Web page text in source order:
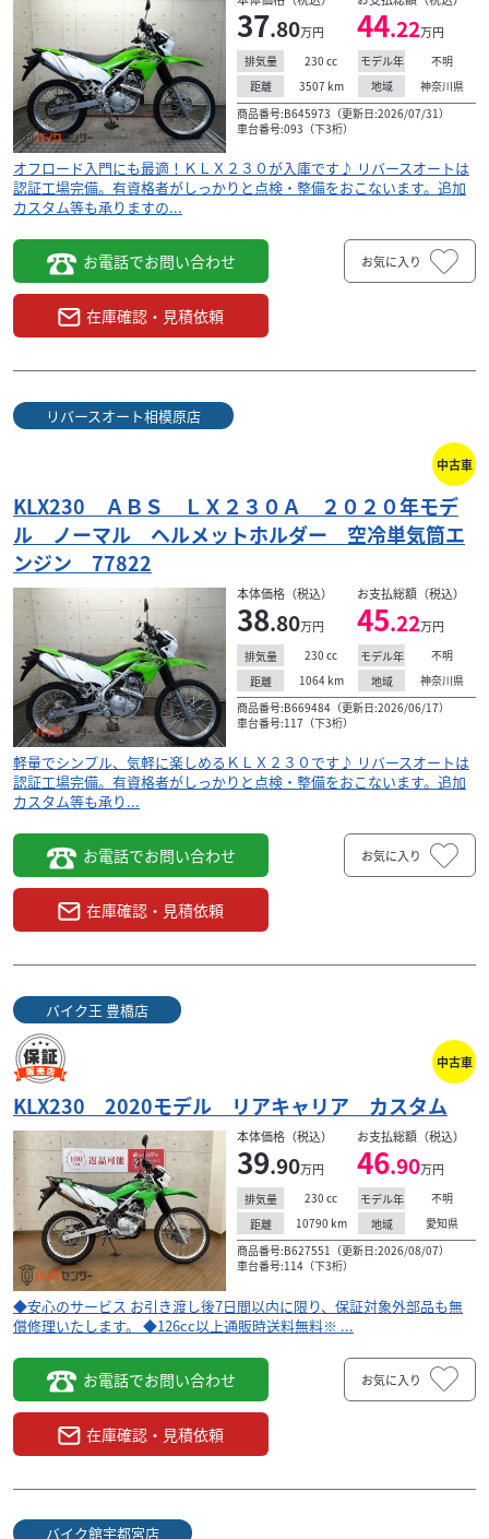
カワサキ 有限会社 袖ケ浦ホンダ 五井店
KLX230 2026年モデル ライムグリーン ETC1.0...
本体価格:55.50万円 （税込）
◇創業６０周年記念セール対象車両◇ ローンをお考えの方
も審査はＷＥＢ対応可能です！ まずはメールフォームかお
電話でお問合せを！ カワサキ車は対面での...
カワサキ 広島オートバイ販売 五日市店
KLX230 【動画有り】
本体価格:36.30万円（税込）
☆HOHグループの中古車は安心の保証付き☆（県外のお客
様は対象外になります）現金販売価格になります。 経験・
知識ともに豊富な国家整備士が多数在籍しており...
カワサキ バイク館狭山ケ丘店
KLX230
本体価格:39.99万円（税込）
? KAWASAKI KLX230 2020年モデルの特徴軽量で扱いやす
く、オンロードから林道ツーリングまで気軽に楽しめる人
気のデュアルパーパスモデル！ビ...
37.80万円 44.22万円
排気量 230 cc モデル年
不明
距離
3507 km 地域
神奈川県
商品番号:B645973（更新日:2026/07/31）
車台番号:093（下3桁）
オフロード入門にも最適！ＫＬＸ２３０が入庫です♪ リバースオートは
認証工場完備。有資格者がしっかりと点検・整備をおこないます。追加
カスタム等も承りますの...
お電話でお問い合わせ
在庫確認・見積依頼
お気に入り
リバースオート相模原店
中古車
KLX230 ＡＢＳ ＬＸ２３０Ａ ２０２０年モデ
ル ノーマル ヘルメットホルダー 空冷単気筒エ
ンジン 77822
本体価格（税込）
38.80万円
お支払総額（税込）
45.22万円
排気量 230 cc モデル年
不明
距離
1064 km 地域
神奈川県
商品番号:B669484（更新日:2026/06/17）
車台番号:117（下3桁）
軽量でシンプル、気軽に楽しめるＫＬＸ２３０です♪ リバースオートは
認証工場完備。有資格者がしっかりと点検・整備をおこないます。追加
カスタム等も承り...
お電話でお問い合わせ
在庫確認・見積依頼
お気に入り
バイク王 豊橋店
中古車
KLX230 2020モデル リアキャリア カスタム
本体価格（税込）
39.90万円
お支払総額（税込）
46.90万円
排気量 230 cc モデル年
不明
距離
10790 km 地域
愛知県
商品番号:B627551（更新日:2026/08/07）
車台番号:114（下3桁）
◆安心のサービス お引き渡し後7日間以内に限り、保証対象外部品も無
償修理いたします。 ◆126cc以上通販時送料無料※ ...
お電話でお問い合わせ
在庫確認・見積依頼
お気に入り
バイク館宇都宮店